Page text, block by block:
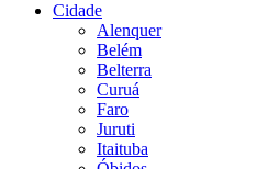
Cidade
Alenquer
Belém
Belterra
Curuá
Faro
Juruti
Itaituba